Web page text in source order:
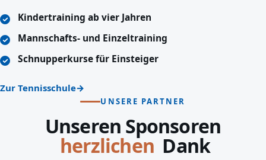
Kindertraining ab vier Jahren
Mannschafts- und Einzeltraining
Schnupperkurse für Einsteiger
Zur Tennisschule
UNSERE PARTNER
Unseren Sponsoren
lieben Dank